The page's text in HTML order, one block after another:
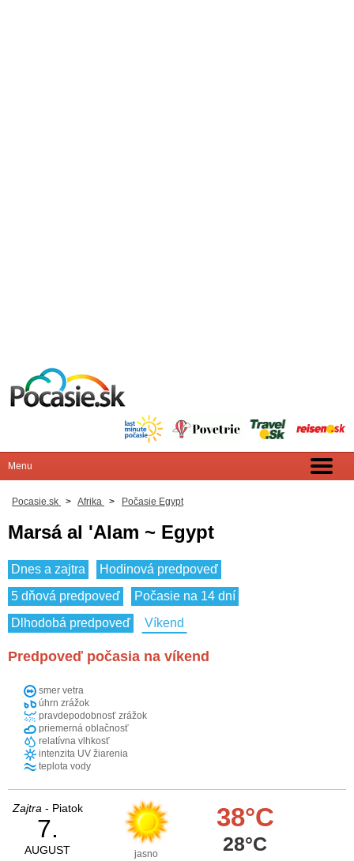
Pocasie.sk > Afrika > Počasie Egypt
Marsá al 'Alam ~ Egypt
Dnes a zajtra
Hodinová predpoveď
5 dňová predpoveď
Počasie na 14 dní
Dlhodobá predpoveď
Víkend
Predpoveď počasia na víkend
smer vetra
úhrn zrážok
pravdepodobnosť zrážok
priemerná oblačnosť
relatívna vlhkosť
intenzita UV žiarenia
teplota vody
Zajtra - Piatok
7.
AUGUST jasno
38°C
28°C